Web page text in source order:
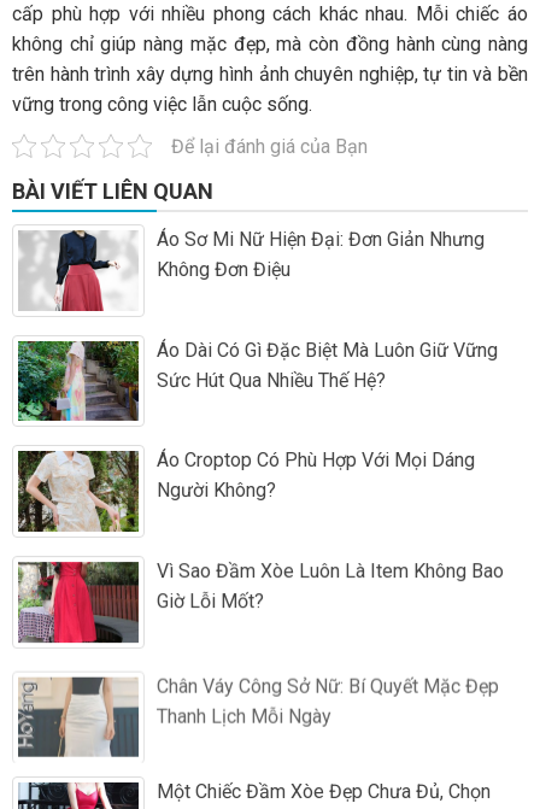
cấp phù hợp với nhiều phong cách khác nhau. Mỗi chiếc áo
không chỉ giúp nàng mặc đẹp, mà còn đồng hành cùng nàng
trên hành trình xây dựng hình ảnh chuyên nghiệp, tự tin và bền
vững trong công việc lẫn cuộc sống.
Để lại đánh giá của Bạn
BÀI VIẾT LIÊN QUAN
Áo Sơ Mi Nữ Hiện Đại: Đơn Giản Nhưng
Không Đơn Điệu
Áo Dài Có Gì Đặc Biệt Mà Luôn Giữ Vững
Sức Hút Qua Nhiều Thế Hệ?
Áo Croptop Có Phù Hợp Với Mọi Dáng
Người Không?
Vì Sao Đầm Xòe Luôn Là Item Không Bao
Giờ Lỗi Mốt?
Chân Váy Công Sở Nữ: Bí Quyết Mặc Đẹp
Thanh Lịch Mỗi Ngày
Một Chiếc Đầm Xòe Đẹp Chưa Đủ, Chọn